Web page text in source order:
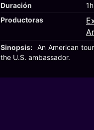
Duración
Productoras
Sinopsis: An American
the U.S. ambassador.